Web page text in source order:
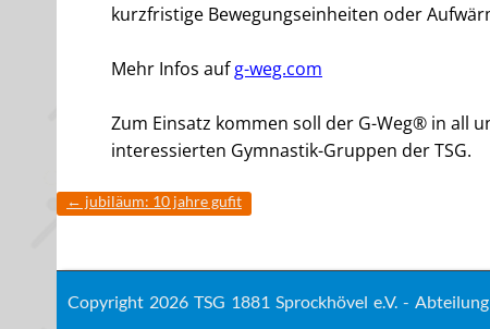
kurzfristige Bewegungseinheiten oder
Mehr Infos aufg-weg.com
Zum Einsatz kommen soll der G-Weg® in all
interessierten Gymnastik-Gruppen der TSG.
← jubiläum: 10 jahre gufit
Copyright 2026 TSG 1881 Sprockhövel e.V. -